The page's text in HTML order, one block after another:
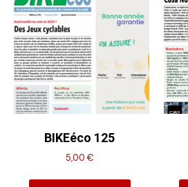
BIKEéco 125
5,00€